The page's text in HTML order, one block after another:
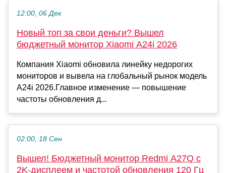
12:00, 06 Дек
Новый топ за свои деньги? Вышел
бюджетный монитор Xiaomi A24i 2026
Компания Xiaomi обновила линейку недорогих
мониторов и вывела на глобальный рынок модель
A24i 2026.Главное изменение — повышение
частоты обновления д...
02:00, 18 Сен
Вышел! Бюджетный монитор Redmi A27Q с
2K-дисплеем и частотой обновления 120 Гц